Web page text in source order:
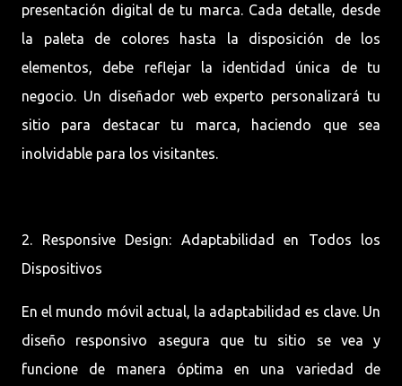
presentación digital de tu marca. Cada detalle, desde
la paleta de colores hasta la disposición de los
elementos, debe reflejar la identidad única de tu
negocio. Un diseñador web experto personalizará tu
sitio para destacar tu marca, haciendo que sea
inolvidable para los visitantes.
2. Responsive Design: Adaptabilidad en Todos los
Dispositivos
En el mundo móvil actual, la adaptabilidad es clave. Un
diseño responsivo asegura que tu sitio se vea y
funcione de manera óptima en una variedad de